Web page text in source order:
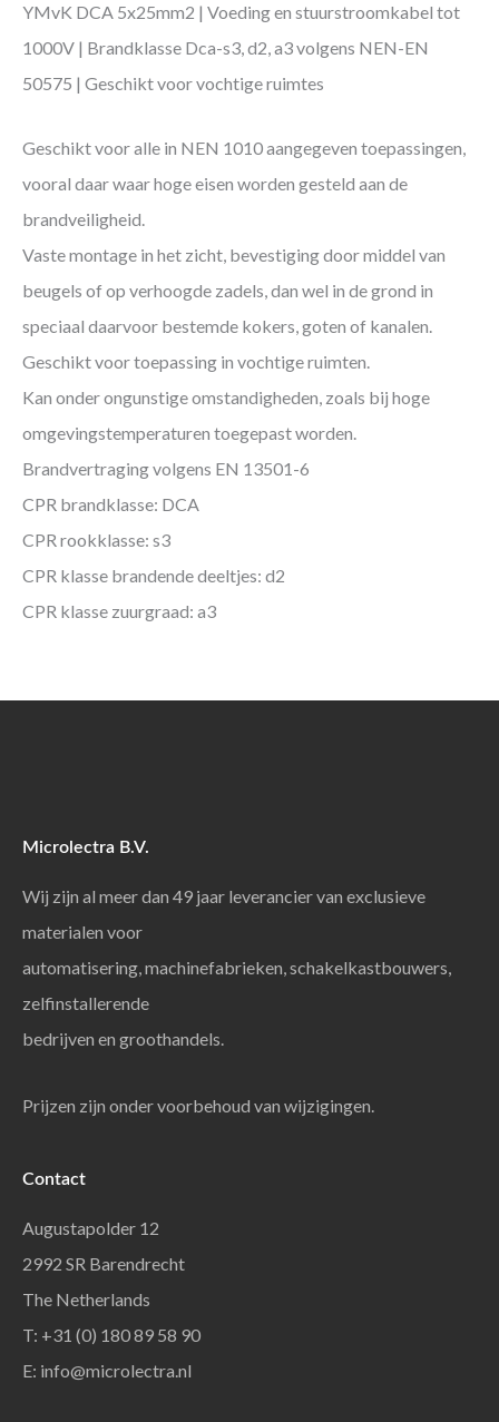
YMvK DCA 5x25mm2 | Voeding en stuurstroomkabel tot
1000V | Brandklasse Dca-s3, d2, a3 volgens NEN-EN
50575 | Geschikt voor vochtige ruimtes
Geschikt voor alle in NEN 1010 aangegeven toepassingen,
vooral daar waar hoge eisen worden gesteld aan de
brandveiligheid.
Vaste montage in het zicht, bevestiging door middel van
beugels of op verhoogde zadels, dan wel in de grond in
speciaal daarvoor bestemde kokers, goten of kanalen.
Geschikt voor toepassing in vochtige ruimten.
Kan onder ongunstige omstandigheden, zoals bij hoge
omgevingstemperaturen toegepast worden.
Brandvertraging volgens EN 13501-6
CPR brandklasse: DCA
CPR rookklasse: s3
CPR klasse brandende deeltjes: d2
CPR klasse zuurgraad: a3
Microlectra B.V.
Wij zijn al meer dan 49 jaar leverancier van exclusieve
materialen voor
automatisering, machinefabrieken, schakelkastbouwers,
zelfinstallerende
bedrijven en groothandels.
Prijzen zijn onder voorbehoud van wijzigingen.
Contact
Augustapolder 12
2992 SR Barendrecht
The Netherlands
T: +31 (0) 180 89 58 90
E: info@microlectra.nl